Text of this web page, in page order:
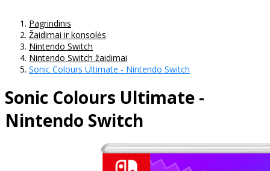
Pagrindinis
Žaidimai ir konsolės
Nintendo Switch
Nintendo Switch žaidimai
Sonic Colours Ultimate - Nintendo Switch
Sonic Colours Ultimate -
Nintendo Switch